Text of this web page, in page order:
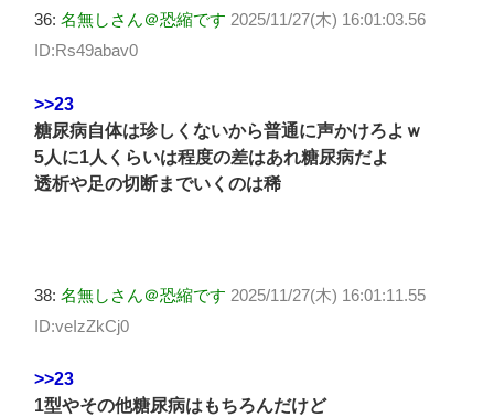
36: 名無しさん＠恐縮です 2025/11/27(木) 16:01:03.56
ID:Rs49abav0
>>23
糖尿病自体は珍しくないから普通に声かけろよｗ
5人に1人くらいは程度の差はあれ糖尿病だよ
透析や足の切断までいくのは稀
38: 名無しさん＠恐縮です 2025/11/27(木) 16:01:11.55
ID:veIzZkCj0
>>23
1型やその他糖尿病はもちろんだけど